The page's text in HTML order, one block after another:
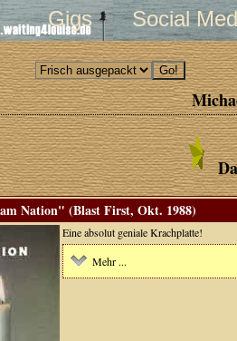
Gigs Social
Nation" (Blast First, Okt. 1988)
Eine absolut geniale Krachplatte!
Mehr ...